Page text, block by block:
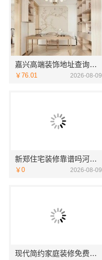
嘉兴高端装饰地址查询，嘉兴锦居装饰材料有限公司本地直营
￥76.01 2026-08-09
新郑住宅装修靠谱吗河南璟臻环保建材有限公司标准化施工
￥0 2026-08-09
现代简约家庭装修免费设计整体落地-福建尚艺空间新材料科技有限公司